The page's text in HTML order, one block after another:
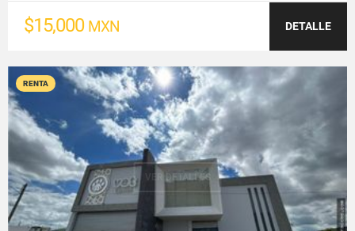
$15,000 MXN DETALLE
RENTA
VER DETALLES